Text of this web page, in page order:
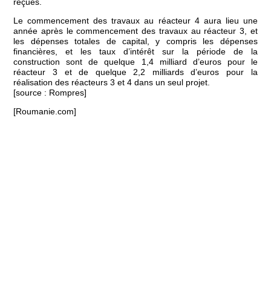
Le commencement des travaux au réacteur 4 aura lieu une
année après le commencement des travaux au réacteur 3, et
les dépenses totales de capital, y compris les dépenses
financières, et les taux d’intérêt sur la période de la
construction sont de quelque 1,4 milliard d’euros pour le
réacteur 3 et de quelque 2,2 milliards d’euros pour la
réalisation des réacteurs 3 et 4 dans un seul projet.
[source : Rompres]
[Roumanie.com]